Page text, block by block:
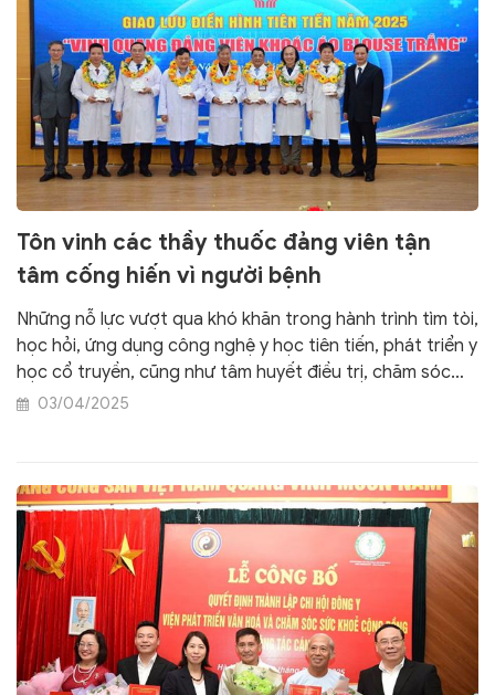
Tôn vinh các thầy thuốc đảng viên tận
tâm cống hiến vì người bệnh
Những nỗ lực vượt qua khó khăn trong hành trình tìm tòi,
học hỏi, ứng dụng công nghệ y học tiên tiến, phát triển y
học cổ truyền, cũng như tâm huyết điều trị, chăm sóc
người bệnh làm sao tốt hơn... đã được các chuyên gia,
03/04/2025